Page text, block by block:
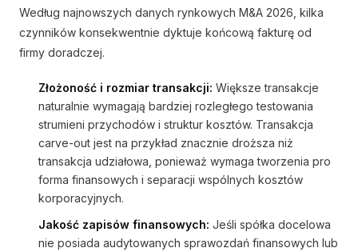
Według najnowszych danych rynkowych M&A 2026, kilka
czynników konsekwentnie dyktuje końcową fakturę od
firmy doradczej.
Złożoność i rozmiar transakcji: Większe transakcje
naturalnie wymagają bardziej rozległego testowania
strumieni przychodów i struktur kosztów. Transakcja
carve-out jest na przykład znacznie droższa niż
transakcja udziałowa, ponieważ wymaga tworzenia pro
forma finansowych i separacji wspólnych kosztów
korporacyjnych.
Jakość zapisów finansowych: Jeśli spółka docelowa
nie posiada audytowanych sprawozdań finansowych lub